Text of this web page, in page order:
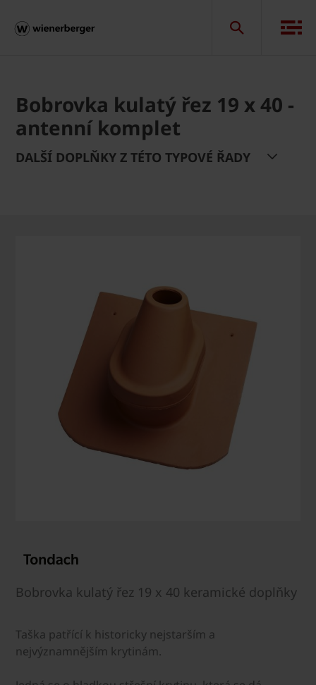
Bobrovka kulatý řez 19 x 40 -
antenní komplet
DALŠÍ DOPLŇKY Z TÉTO TYPOVÉ ŘADY
Bobrovka kulatý řez 19 x 40 keramické doplňky
Taška patřící k historicky nejstarším a
nejvýznamnějším krytinám.